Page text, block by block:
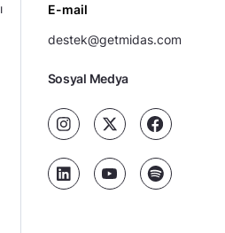
E-mail
destek@getmidas.com
Sosyal Medya